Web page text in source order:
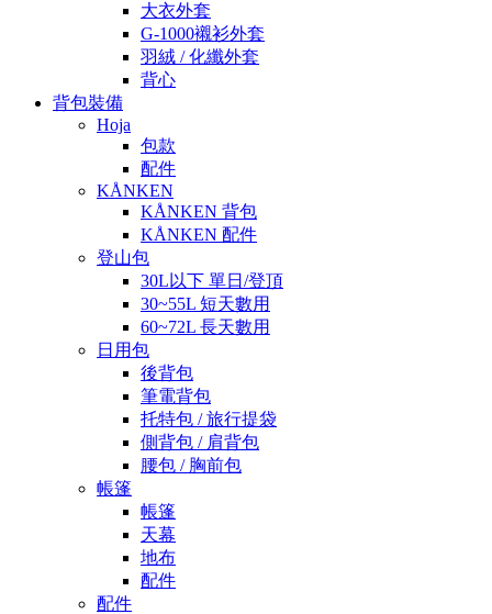
大衣外套
G-1000襯衫外套
羽絨 / 化纖外套
背心
背包裝備
Hoja
包款
配件
KÅNKEN
KÅNKEN 背包
KÅNKEN 配件
登山包
30L以下 單日/登頂
30~55L 短天數用
60~72L 長天數用
日用包
後背包
筆電背包
托特包 / 旅行提袋
側背包 / 肩背包
腰包 / 胸前包
帳篷
帳篷
天幕
地布
配件
配件